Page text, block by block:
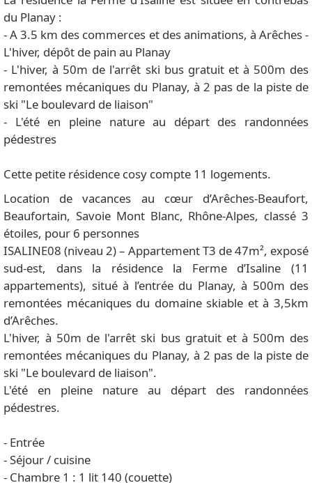
du Planay :
- A 3.5 km des commerces et des animations, à Arêches -
L'hiver, dépôt de pain au Planay
- L'hiver, à 50m de l'arrêt ski bus gratuit et à 500m des
remontées mécaniques du Planay, à 2 pas de la piste de
ski "Le boulevard de liaison"
- L'été en pleine nature au départ des randonnées
pédestres
Cette petite résidence cosy compte 11 logements.
Location de vacances au cœur d’Arêches-Beaufort,
Beaufortain, Savoie Mont Blanc, Rhône-Alpes, classé 3
étoiles, pour 6 personnes
ISALINE08 (niveau 2) – Appartement T3 de 47m², exposé
sud-est, dans la résidence la Ferme d’Isaline (11
appartements), situé à l’entrée du Planay, à 500m des
remontées mécaniques du domaine skiable et à 3,5km
d’Arêches.
L'hiver, à 50m de l'arrêt ski bus gratuit et à 500m des
remontées mécaniques du Planay, à 2 pas de la piste de
ski "Le boulevard de liaison".
L'été en pleine nature au départ des randonnées
pédestres.
- Entrée
- Séjour / cuisine
- Chambre 1 : 1 lit 140 (couette)